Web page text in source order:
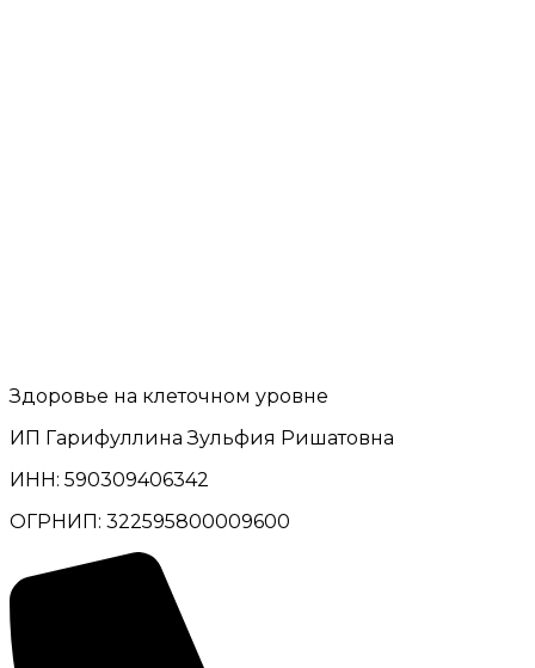
Здоровье на клеточном уровне
ИП Гарифуллина Зульфия Ришатовна
ИНН: 590309406342
ОГРНИП: 322595800009600